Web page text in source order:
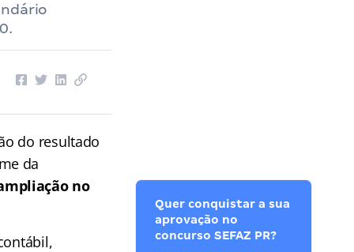
do resultado
da
no
Quer conquistar a sua
aprovação no
concurso SEFAZ PR?